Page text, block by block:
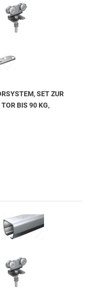
SET ZUR
BIS 90 KG,